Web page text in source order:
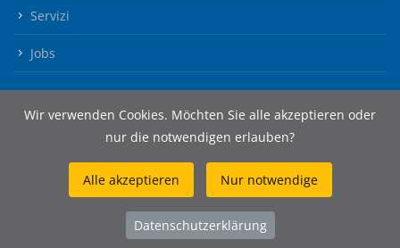
Servizi
Jobs
© 2026 Wibatec AG
Wir verwenden Cookies. Möchten Sie alle akzeptieren oder
nur die notwendigen erlauben?
Alle akzeptieren Nur notwendige
Datenschutzerklärung